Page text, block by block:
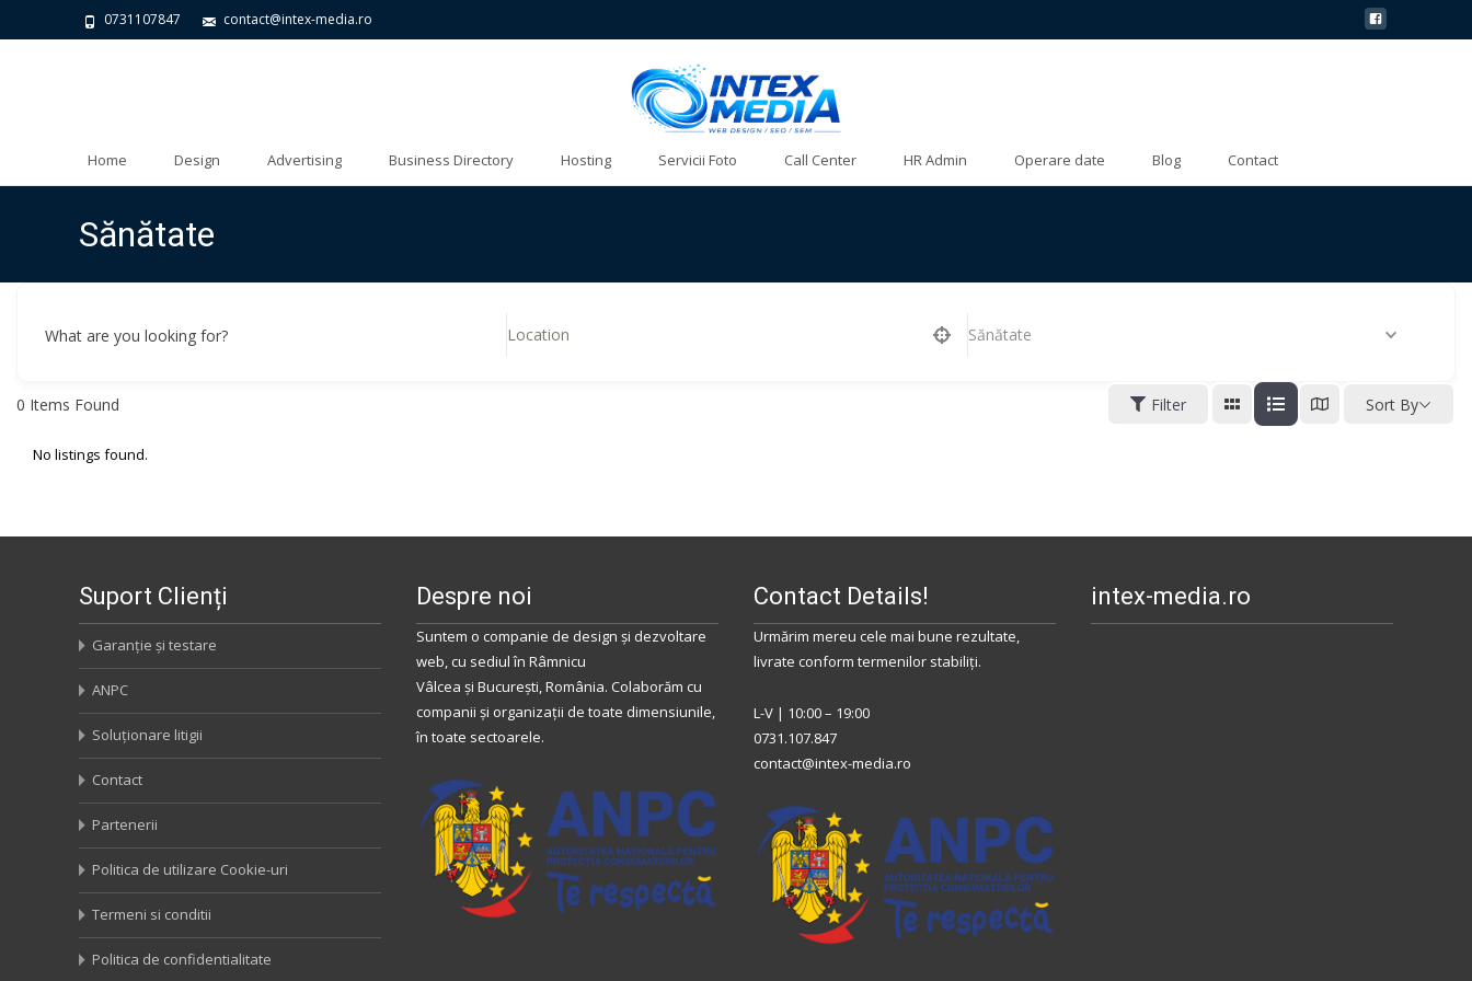
0731107847 contact@intex-media.ro
Home Design Advertising Business Directory Hosting Servicii Foto Call Center HR Admin Operare date Blog Contact
Sănătate
What are you looking for? Sănătate
0 Items Found Filter Sort By
No listings found.
Suport Clienți
Garanție și testare
ANPC
Soluționare litigii
Contact
Partenerii
Politica de utilizare Cookie-uri
Termeni si conditii
Politica de confidentialitate
Despre noi
Suntem o companie de design și dezvoltare
web, cu sediulîn Râmnicu
Vâlcea și București,România. Colaborăm cu
companii și organizații de toate dimensiunile,
în toate sectoarele.
Contact Details!
Urmărim mereu cele mai bune rezultate,
livrate conform termenilor stabiliţi.
L-V | 10:00 – 19:00
0731.107.847
contact@intex-media.ro
intex-media.ro